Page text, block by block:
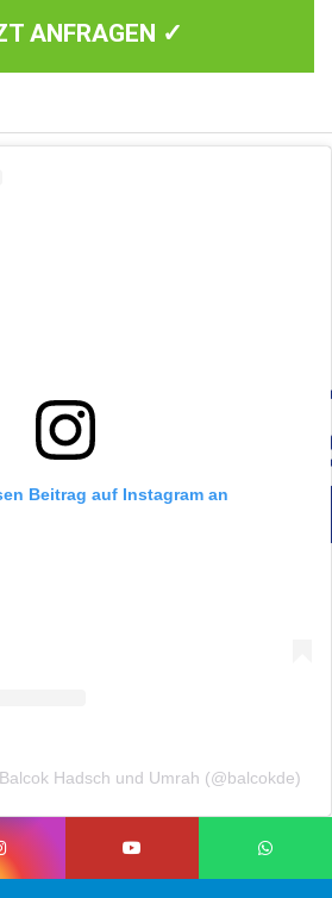
ANFRAGEN ✓
Beitrag auf Instagram an
Hadsch und Umrah (@balcokde)